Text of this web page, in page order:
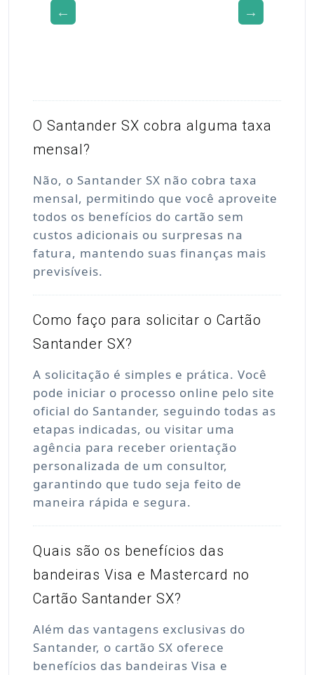
O Santander SX cobra alguma taxa
mensal?
Não, o Santander SX não cobra taxa
mensal, permitindo que você aproveite
todos os benefícios do cartão sem
custos adicionais ou surpresas na
fatura, mantendo suas finanças mais
previsíveis.
Como faço para solicitar o Cartão
Santander SX?
A solicitação é simples e prática. Você
pode iniciar o processo online pelo site
oficial do Santander, seguindo todas as
etapas indicadas, ou visitar uma
agência para receber orientação
personalizada de um consultor,
garantindo que tudo seja feito de
maneira rápida e segura.
Quais são os benefícios das
bandeiras Visa e Mastercard no
Cartão Santander SX?
Além das vantagens exclusivas do
Santander, o cartão SX oferece
benefícios das bandeiras Visa e